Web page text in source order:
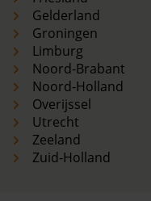
Gelderland
Groningen
Limburg
Noord-Brabant
Noord-Holland
Overijssel
Utrecht
Zeeland
Zuid-Holland